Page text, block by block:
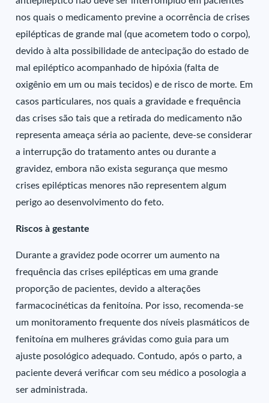
nos quais o medicamento previne a ocorrência de crises
epilépticas de grande mal (que acometem todo o corpo),
devido à alta possibilidade de antecipação do estado de
mal epiléptico acompanhado de hipóxia (falta de
oxigênio em um ou mais tecidos) e de risco de morte. Em
casos particulares, nos quais a gravidade e frequência
das crises são tais que a retirada do medicamento não
representa ameaça séria ao paciente, deve-se considerar
a interrupção do tratamento antes ou durante a
gravidez, embora não exista segurança que mesmo
crises epilépticas menores não representem algum
perigo ao desenvolvimento do feto.
Riscos à gestante
Durante a gravidez pode ocorrer um aumento na
frequência das crises epilépticas em uma grande
proporção de pacientes, devido a alterações
farmacocinéticas da fenitoína. Por isso, recomenda-se
um monitoramento frequente dos níveis plasmáticos de
fenitoína em mulheres grávidas como guia para um
ajuste posológico adequado. Contudo, após o parto, a
paciente deverá verificar com seu médico a posologia a
ser administrada.